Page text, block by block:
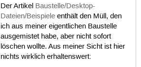
Der Artikel Baustelle/Desktop-
Dateien/Beispieleenthält den Müll, den
ich aus meiner eigentlichen Baustelle
ausgemistet habe, aber nicht sofort
löschen wollte. Aus meiner Sicht ist hier
nichts wirklich erhaltenswert: